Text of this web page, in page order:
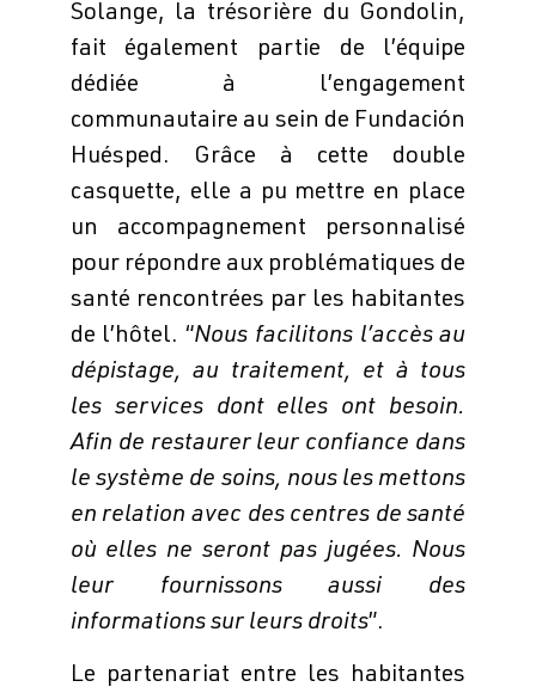
Solange, la trésorière du Gondolin,
fait également partie de l’équipe
dédiée à l’engagement
communautaire au sein de Fundación
Huésped. Grâce à cette double
casquette, elle a pu mettre en place
un accompagnement personnalisé
pour répondre aux problématiques de
santé rencontrées par les habitantes
de l’hôtel. “Nous facilitons l’accès au
dépistage, au traitement, et à tous
les services dont elles ont besoin.
Afin de restaurer leur confiance dans
le système de soins, nous les mettons
en relation avec des centres de santé
où elles ne seront pas jugées. Nous
leur fournissons aussi des
informations sur leurs droits”.
Le partenariat entre les habitantes